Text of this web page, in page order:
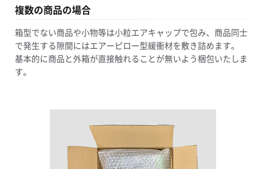
複数の商品の場合
箱型でない商品や小物等は小粒エアキャップで包み、商品同士
で発生する隙間にはエアーピロー型緩衝材を敷き詰めます。
基本的に商品と外箱が直接触れることが無いよう梱包いたしま
す。